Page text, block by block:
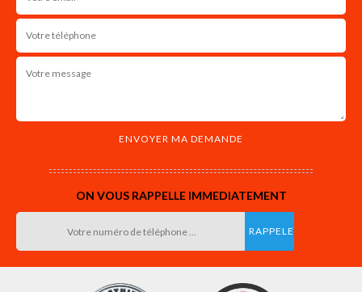
ON VOUS RAPPELLE IMMEDIATEMENT